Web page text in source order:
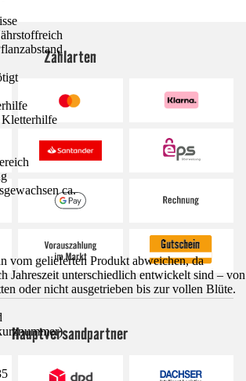
ca.
vom gelieferten Produkt abweichen, da
Jahreszeit unterschiedlich entwickelt sind – von
oder nicht ausgetrieben bis zur vollen Blüte.
Zahlarten
Hauptversandpartner